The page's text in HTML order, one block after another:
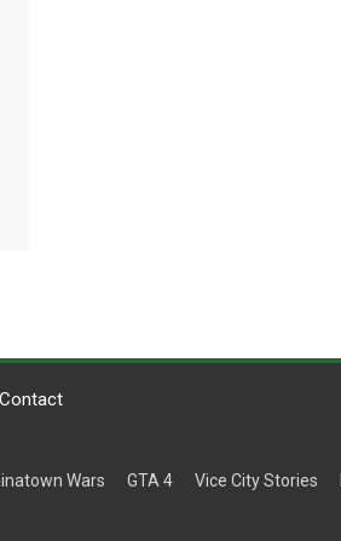
Contact
Wars GTA 4 Vice City Stories